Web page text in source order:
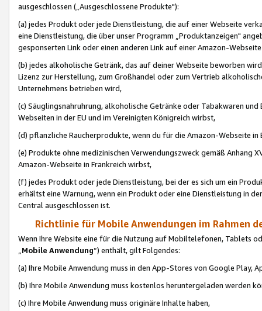
ausgeschlossen („Ausgeschlossene Produkte"):
(a) jedes Produkt oder jede Dienstleistung, die auf einer Webseite
eine Dienstleistung, die über unser Programm „Produktanzeigen"
gesponserten Link oder einen anderen Link auf einer Amazon-
(b) jedes alkoholische Getränk, das auf deiner Webseite beworben
Lizenz zur Herstellung, zum Großhandel oder zum Vertrieb
Unternehmens betrieben wird,
(c) Säuglingsnahruhrung, alkoholische Getränke oder Tabakwaren
Webseiten in der EU und im Vereinigten Königreich wirbst,
(d) pflanzliche Raucherprodukte, wenn du für die Amazon-Webseite in
(e) Produkte ohne medizinischen Verwendungszweck gemäß Anhang
Amazon-Webseite in Frankreich wirbst,
(f) jedes Produkt oder jede Dienstleistung, bei der es sich um ein
erhältst eine Warnung, wenn ein Produkt oder eine Dienstleistung in
Central ausgeschlossen ist.
Richtlinie für Mobile Anwendungen im Rahmen
Wenn Ihre Website eine für die Nutzung auf Mobiltelefonen, Tablets
„Mobile Anwendung“) enthält, gilt Folgendes:
(a) Ihre Mobile Anwendung muss in den App-Stores von Google Play,
(b) Ihre Mobile Anwendung muss kostenlos heruntergeladen werden
(c) Ihre Mobile Anwendung muss originäre Inhalte haben,